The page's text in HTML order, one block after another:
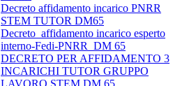
Decreto affidamento incarico PNRR
STEM TUTOR DM65
Decreto_affidamento incarico esperto
interno-Fedi-PNRR_DM 65
DECRETO PER AFFIDAMENTO 3
INCARICHI TUTOR GRUPPO